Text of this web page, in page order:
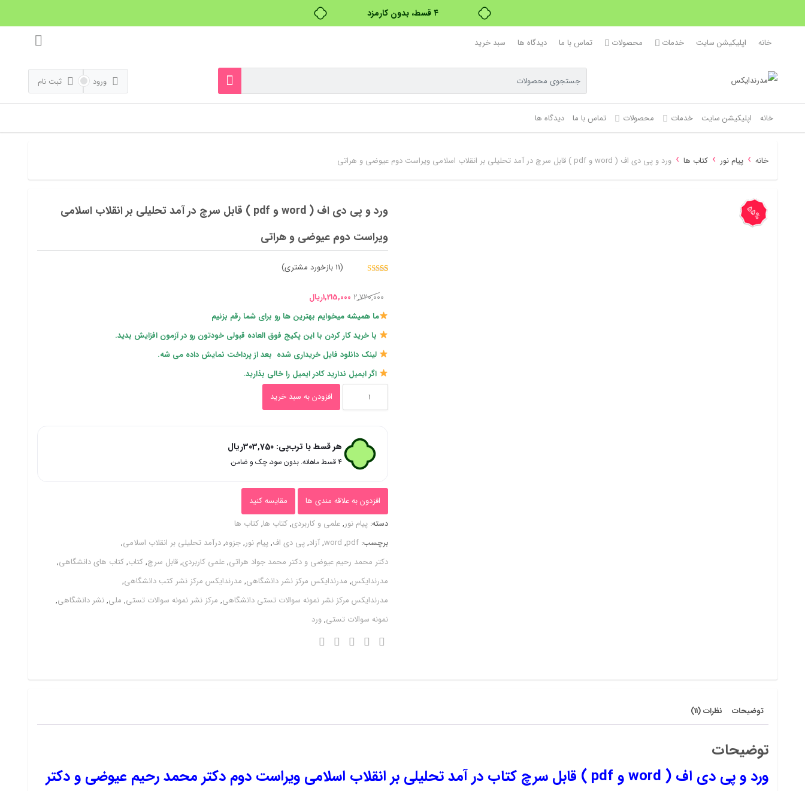
بدون ضامن، بدون سود
خانه اپلیکیشن سایت خدمات محصولات تماس با ما دیدگاه ها سبد خرید
ورود ثبت نام
خانه اپلیکیشن سایت خدمات محصولات تماس با ما دیدگاه ها
خانه › پیام نور › کتاب ها › ورد و پی دی اف ( word و pdf ) قابل سرچ در آمد تحلیلی بر انقلاب اسلامی ویراست دوم عیوضی و هراتی
55%
ورد و پی دی اف ( word و pdf ) قابل سرچ در آمد تحلیلی بر انقلاب اسلامی
ویراست دوم عیوضی و هراتی
امتیازدهی
مشتری
(
11بازخورد مشتری)
2,720,000 قیمت
اصلی
2,720,000ریال
بود.
1,215,000ریال
فعلی
1,215,000ریال
است.
ما همیشه میخوایم بهترین ها رو برای شما رقم بزنیم
با خرید کار کردن با این پکیج فوق العاده قبولی خودتون رو در آزمون افزایش بدید.
لینک دانلود فایل خریداری شده بعد از پرداخت نمایش داده می شه.
اگر ایمیل ندارید کادر ایمیل را خالی بذارید.
و
(
word
و
pdf
)
قابل
سرچ
در
آمد
بر
عیوضی
افزودن به سبد خرید
هر قسط با ترب‌پی:303,750ریال
۴ قسط ماهانه. بدون سود، چک و ضامن.
افزدون به علاقه مندی ها
مقایسه کنید
دسته:پیام نور,علمی و کاربردی,کتاب ها,کتاب ها
برچسب:pdf
,
word
,آزاد,پی دی اف,پیام نور,جزوه,درآمد تحلیلی بر انقلاب اسلامی,
دکتر محمد رحیم عیوضی و دکتر محمد جواد هراتی,علمی کاربردی,قابل سرچ,کتاب,کتاب های دانشگاهی,
مدرندایکس, مدرندایکس مرکز نشر دانشگاهی, مدرندایکس مرکز نشر کتب دانشگاهی,
مدرندایکس مرکز نشر نمونه سوالات تستی دانشگاهی, مرکز نشر نمونه سوالات تستی, ملی,نشر دانشگاهی,
نمونه سوالات تستی,ورد
توضیحات نظرات (11)
توضیحات
ورد و پی دی اف ( word و pdf ) قابل سرچ کتاب در آمد تحلیلی بر انقلاب اسلامی ویراست دوم دکتر محمد رحیم عیوضی و دکتر